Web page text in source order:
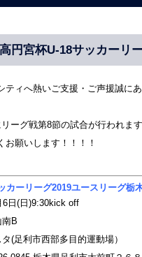
高円宮杯U-18サッカー
ティへ熱いご支援・ご声援誠に
ーグ戦第8節の試合が行われます
お願いします！！！！
カーリーグ2019ユースリーグ栃
(日)9:30kick off
B
(足利市西部多目的運動場）